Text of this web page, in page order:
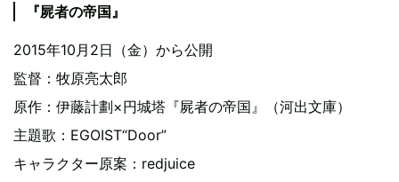
『屍者の帝国』
2015年10月2日（金）から公開
監督：牧原亮太郎
原作：伊藤計劃×円城塔『屍者の帝国』（河出文庫）
主題歌：EGOIST“Door”
キャラクター原案：redjuice